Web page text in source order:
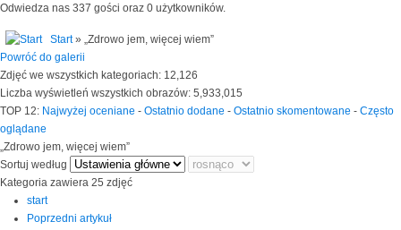
Odwiedza nas 337 gości oraz 0 użytkowników.
Start» „Zdrowo jem, więcej wiem”
Powróć do galerii
Zdjęć we wszystkich kategoriach: 12,126
Liczba wyświetleń wszystkich obrazów: 5,933,015
TOP 12: Najwyżej oceniane - Ostatnio dodane - Ostatnio skomentowane - Często
oglądane
„Zdrowo jem, więcej wiem”
Sortuj według
Kategoria zawiera 25 zdjęć
start
Poprzedni artykuł